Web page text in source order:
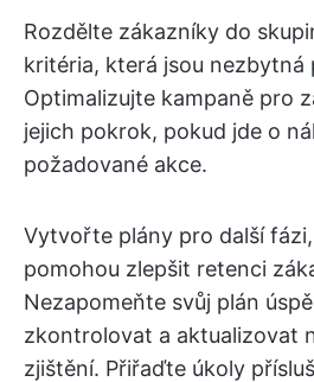
Rozdělte zákazníky do
kritéria, která jsou nezbytná
Optimalizujte kampaně pro
jejich pokrok, pokud jde o
požadované akce.
Vytvořte plány pro další
pomohou zlepšit retenci
Nezapomeňte svůj plán
zkontrolovat a aktualizovat
zjištění. Přiřaďte úkoly